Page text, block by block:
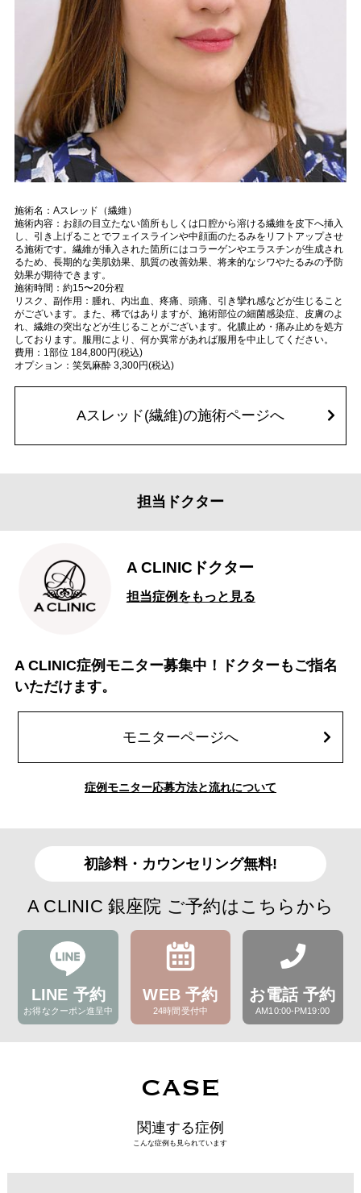
施術名：Aスレッド（繊維）
施術内容：お顔の目立たない箇所もしくは口腔から溶ける繊維を皮下へ挿入
し、引き上げることでフェイスラインや中顔面のたるみをリフトアップさせ
る施術です。繊維が挿入された箇所にはコラーゲンやエラスチンが生成され
るため、長期的な美肌効果、肌質の改善効果、将来的なシワやたるみの予防
効果が期待できます。
施術時間：約15〜20分程
リスク、副作用：腫れ、内出血、疼痛、頭痛、引き攣れ感などが生じること
がございます。また、稀ではありますが、施術部位の細菌感染症、皮膚のよ
れ、繊維の突出などが生じることがございます。化膿止め・痛み止めを処方
しております。服用により、何か異常があれば服用を中止してください。
費用：1部位 184,800円(税込)
オプション：笑気麻酔 3,300円(税込)
Aスレッド(繊維)の施術ページへ
担当ドクター
A CLINICドクター
担当症例をもっと見る
A CLINIC症例モニター募集中！ドクターもご指名
いただけます。
モニターページへ
症例モニター応募方法と流れについて
初診料・カウンセリング無料!
A CLINIC 銀座院 ご予約はこちらから
LINE 予約
お得なクーポン進呈中
WEB 予約
24時間受付中
お電話 予約
AM10:00-PM19:00
CASE
関連する症例
こんな症例も見られています